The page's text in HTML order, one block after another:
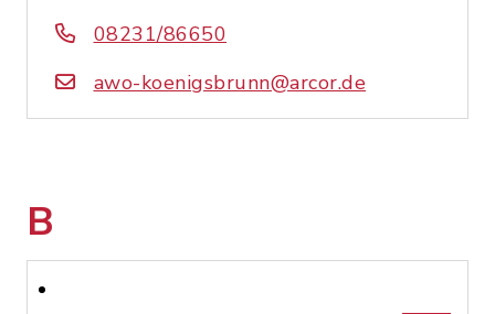
08231/86650
awo-koenigsbrunn@arcor.de
B